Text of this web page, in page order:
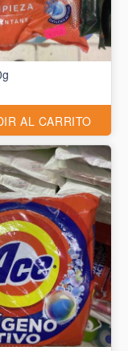
AL CARRITO